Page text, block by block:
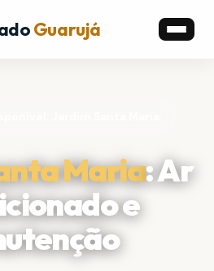
Guarujá
Jardim Santa Maria
Maria: Ar
e